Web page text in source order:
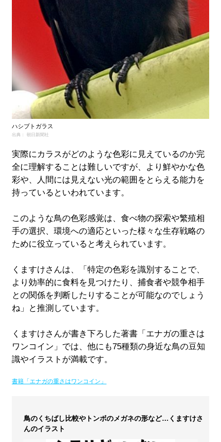
ハシブトガラス
出典： 朝日新聞社
実際にカラスがどのような色彩に見えているのか完
全に理解することは難しいですが、より鮮やかな色
彩や、人間には見えない光の範囲をとらえる能力を
持っているといわれています。
このような鳥の色彩感覚は、食べ物の探索や繁殖相
手の選択、環境への適応といった様々な生存戦略の
ために役立っていると考えられています。
くますけさんは、「特定の色彩を識別することで、
より効率的に食料を見つけたり、捕食者や競争相手
との関係を判断したりすることが可能なのでしょう
ね」と推測しています。
くますけさんが書き下ろした著書「エナガの重さは
ワンコイン」では、他にも75種類の身近な鳥の豆知
識やイラストが満載です。
書籍「エナガの重さはワンコイン」
鳥のくちばし比較やトンボのメガネの形など…くますけさ
んのイラスト